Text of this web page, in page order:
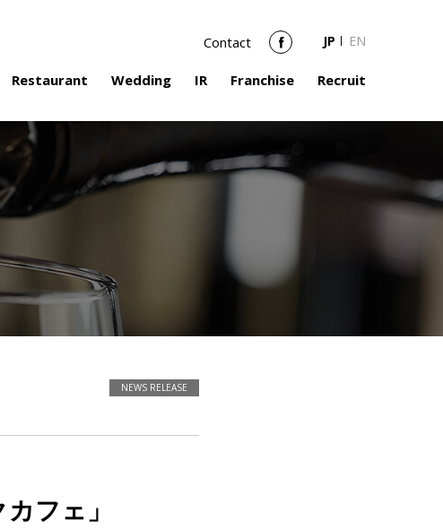
Restaurant Wedding IR Franchise Recruit
Contact Facebook
JP EN
NEWS RELEASE
フェ」